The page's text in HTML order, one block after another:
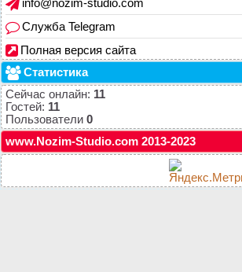
info@nozim-studio.com
Служба Telegram
Полная версия сайта
Статистика
Сейчас онлайн: 11
Гостей: 11
Пользователи 0
www.Nozim-Studio.com 2013-2023